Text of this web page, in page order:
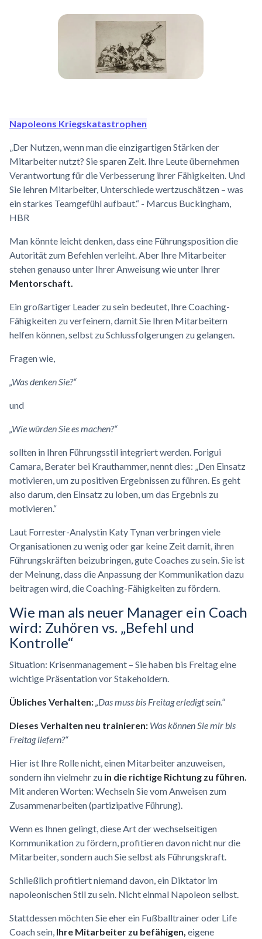
Napoleons Kriegskatastrophen
„Der Nutzen, wenn man die einzigartigen Stärken der
Mitarbeiter nutzt? Sie sparen Zeit. Ihre Leute übernehmen
Verantwortung für die Verbesserung ihrer Fähigkeiten. Und
Sie lehren Mitarbeiter, Unterschiede wertzuschätzen – was
ein starkes Teamgefühl aufbaut.“ - Marcus Buckingham,
HBR
Man könnte leicht denken, dass eine Führungsposition die
Autorität zum Befehlen verleiht. Aber Ihre Mitarbeiter
stehen genauso unter Ihrer Anweisung wie unter Ihrer
Mentorschaft.
Ein großartiger Leader zu sein bedeutet, Ihre Coaching-
Fähigkeiten zu verfeinern, damit Sie Ihren Mitarbeitern
helfen können, selbst zu Schlussfolgerungen zu gelangen.
Fragen wie,
„Was denken Sie?“
und
„Wie würden Sie es machen?“
sollten in Ihren Führungsstil integriert werden. Forigui
Camara, Berater bei Krauthammer, nennt dies: „Den Einsatz
motivieren, um zu positiven Ergebnissen zu führen. Es geht
also darum, den Einsatz zu loben, um das Ergebnis zu
motivieren.“
Laut Forrester-Analystin Katy Tynan verbringen viele
Organisationen zu wenig oder gar keine Zeit damit, ihren
Führungskräften beizubringen, gute Coaches zu sein. Sie ist
der Meinung, dass die Anpassung der Kommunikation dazu
beitragen wird, die Coaching-Fähigkeiten zu fördern.
Wie man als neuer Manager ein Coach
wird: Zuhören vs. „Befehl und
Kontrolle“
Situation: Krisenmanagement – Sie haben bis Freitag eine
wichtige Präsentation vor Stakeholdern.
Übliches Verhalten: „Das muss bis Freitag erledigt sein.“
Dieses Verhalten neu trainieren: Was können Sie mir bis
Freitag liefern?“
Hier ist Ihre Rolle nicht, einen Mitarbeiter anzuweisen,
sondern ihn vielmehr zu in die richtige Richtung zu führen.
Mit anderen Worten: Wechseln Sie vom Anweisen zum
Zusammenarbeiten (partizipative Führung).
Wenn es Ihnen gelingt, diese Art der wechselseitigen
Kommunikation zu fördern, profitieren davon nicht nur die
Mitarbeiter, sondern auch Sie selbst als Führungskraft.
Schließlich profitiert niemand davon, ein Diktator im
napoleonischen Stil zu sein. Nicht einmal Napoleon selbst.
Stattdessen möchten Sie eher ein Fußballtrainer oder Life
Coach sein, Ihre Mitarbeiter zu befähigen, eigene